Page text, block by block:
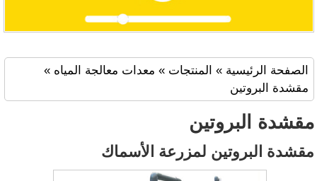
الصفحة الرئيسية » المنتجات » معدات معالجة المياه »
مقشدة البروتين
مقشدة البروتين
مقشدة البروتين لمزرعة الأسماك